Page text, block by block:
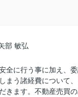
部 敏弘
全に行う事に加え、
まう諸経費について
きます。不動産売買の